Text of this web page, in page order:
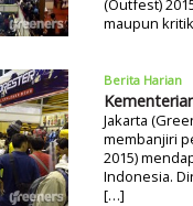
(Outfest)
maupun
Berita Harian
Jakarta
membanjiri
2015)
Indonesia.
[…]